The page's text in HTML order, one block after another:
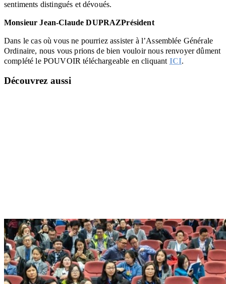
sentiments distingués et dévoués.
Monsieur Jean-Claude DUPRAZPrésident
Dans le cas où vous ne pourriez assister à l’Assemblée Générale
Ordinaire, nous vous prions de bien vouloir nous renvoyer dûment
complété le POUVOIR téléchargeable en cliquant ICI.
Découvrez aussi